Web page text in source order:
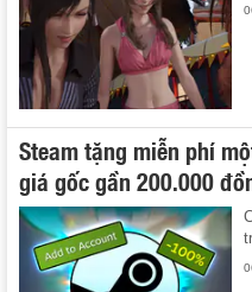
Steam tặng miễn phí
giá gốc gần 200.000